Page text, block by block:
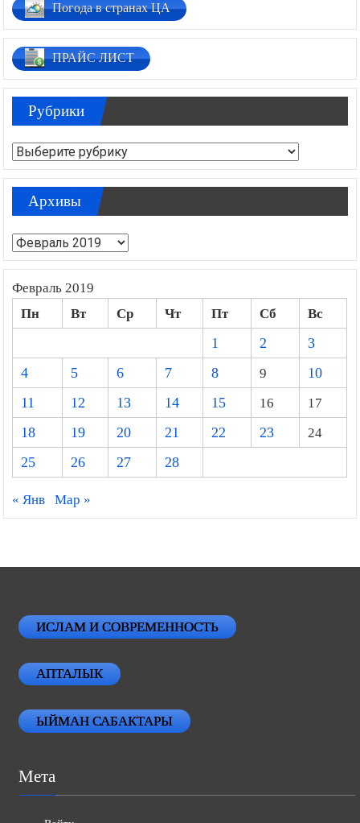
Погода в странах ЦА
ПРАЙС ЛИСТ
Рубрики
Рубрики
Архивы
Архивы
Февраль 2019
Пн Вт Ср Чт Пт Сб
Вс
1
2
3
4
5 6 7 8 9
10
11
12 13 14 15 16
17
18
19 20 21 22 23
24
25
26 27 28
« Янв Мар »
ИСЛАМ И СОВРЕМЕННОСТЬ
АПТАЛЫК
ЫЙМАН САБАКТАРЫ
Мета